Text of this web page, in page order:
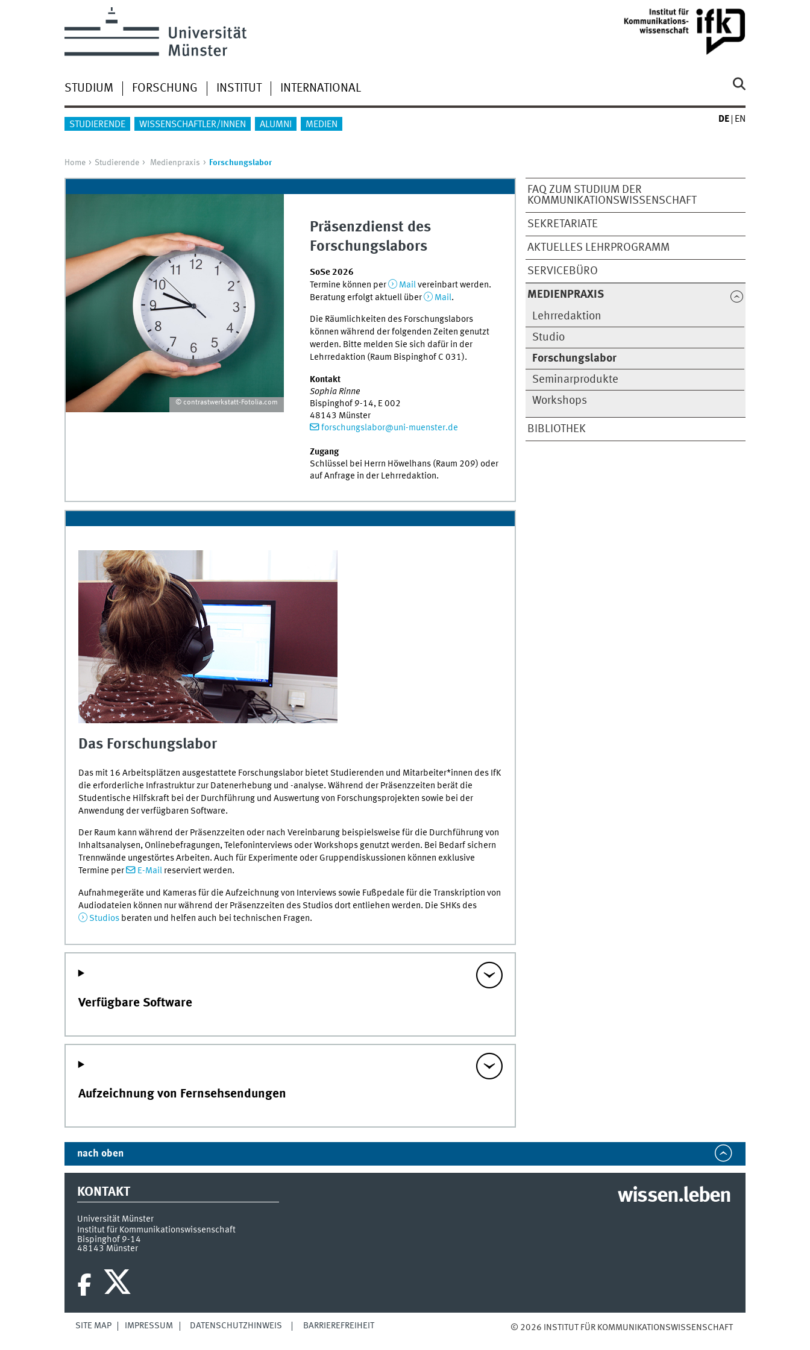
STUDIUM FORSCHUNG INSTITUT INTERNATIONAL
STUDIERENDE WISSENSCHAFTLER/INNEN ALUMNI MEDIEN
DE EN
Home Studierende Medienpraxis Forschungslabor
FAQ ZUM STUDIUM DER
KOMMUNIKATIONSWISSENSCHAFT
SEKRETARIATE
AKTUELLES LEHRPROGRAMM
SERVICEBÜRO
MEDIENPRAXIS
Lehrredaktion
Studio
Forschungslabor
Seminarprodukte
Workshops
BIBLIOTHEK
© contrastwerkstatt-Fotolia.com
Präsenzdienst des
Forschungslabors
SoSe 2026
Termine können per
Mailvereinbart werden.
Beratung erfolgt aktuell über
Mail.
Die Räumlichkeiten des Forschungslabors
können während der folgenden Zeiten genutzt
werden. Bitte melden Sie sich dafür in der
Lehrredaktion (Raum Bispinghof C 031).
Kontakt
Sophia Rinne
Bispinghof 9-14, E 002
48143 Münster
forschungslabor@uni-muenster.de
Zugang
Schlüssel bei Herrn Höwelhans (Raum 209) oder
auf Anfrage in der Lehrredaktion.
Das Forschungslabor
Das mit 16 Arbeitsplätzen ausgestattete Forschungslabor bietet Studierenden und Mitarbeiter*innen des IfK
die erforderliche Infrastruktur zur Datenerhebung und -analyse. Während der Präsenzzeiten berät die
Studentische Hilfskraft bei der Durchführung und Auswertung von Forschungsprojekten sowie bei der
Anwendung der verfügbaren Software.
Der Raum kann während der Präsenzzeiten oder nach Vereinbarung beispielsweise für die Durchführung von
Inhaltsanalysen, Onlinebefragungen, Telefoninterviews oder Workshops genutzt werden. Bei Bedarf sichern
Trennwände ungestörtes Arbeiten. Auch für Experimente oder Gruppendiskussionen können exklusive
Termine per
E-Mailreserviert werden.
Aufnahmegeräte und Kameras für die Aufzeichnung von Interviews sowie Fußpedale für die Transkription von
Audiodateien können nur während der Präsenzzeiten des Studios dort entliehen werden. Die SHKs des
Studiosberaten und helfen auch bei technischen Fragen.
Verfügbare Software
Aufzeichnung von Fernsehsendungen
nach oben
KONTAKT
Universität Münster
Institut für Kommunikationswissenschaft
Bispinghof 9-14
48143 Münster
wissen.leben
SITE MAP IMPRESSUM DATENSCHUTZHINWEIS BARRIEREFREIHEIT © 2026 INSTITUT FÜR KOMMUNIKATIONSWISSENSCHAFT